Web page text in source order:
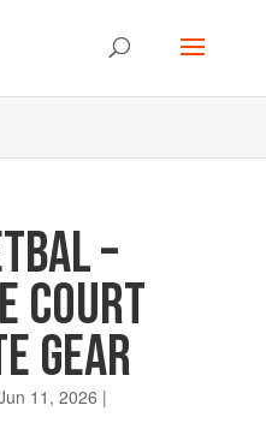
–
COURT
GEAR
11, 2026 |